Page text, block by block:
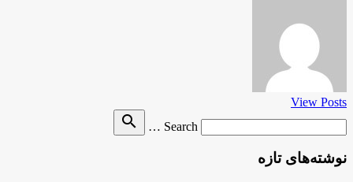
View Posts
Search …
search
نوشته‌های تازه